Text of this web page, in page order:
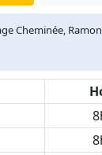
Cheminée,